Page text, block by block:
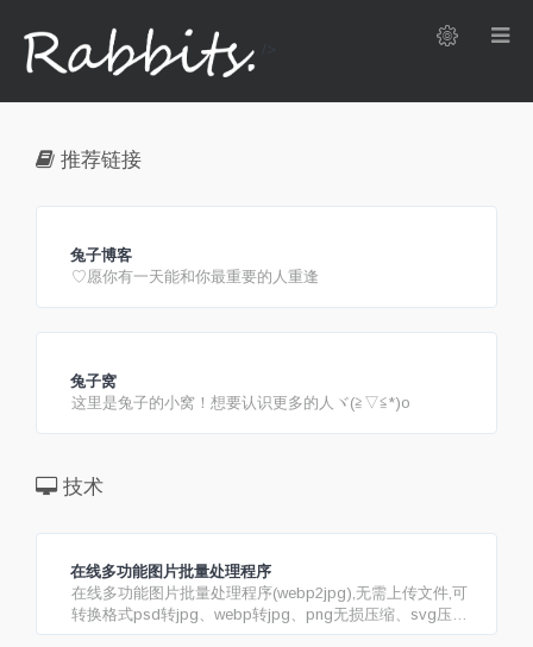
/>
推荐链接
兔子博客
♡愿你有一天能和你最重要的人重逢
兔子窝
这里是兔子的小窝！想要认识更多的人ヾ(≧▽≦*)o
技术
在线多功能图片批量处理程序
在线多功能图片批量处理程序(webp2jpg),无需上传文件,可
转换格式psd转jpg、webp转jpg、png无损压缩、svg压
缩、heic转jpg、heif转jpg、tiff转jpg、hdr转jpg、png转